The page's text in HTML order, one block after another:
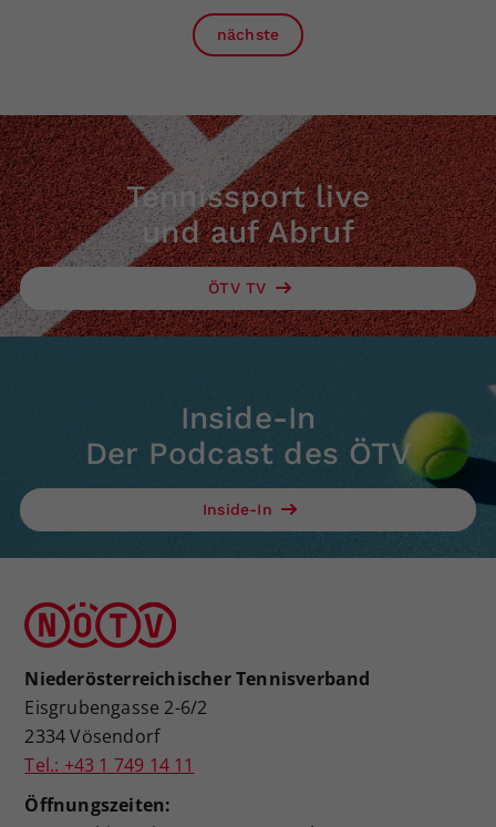
nächste
Tennissport live
und auf Abruf
ÖTV TV
Inside-In
Der Podcast des ÖTV
Inside-In
Niederösterreichischer Tennisverband
Eisgrubengasse 2-6/2
2334 Vösendorf
Tel.: +43 1 749 14 11
Öffnungszeiten: